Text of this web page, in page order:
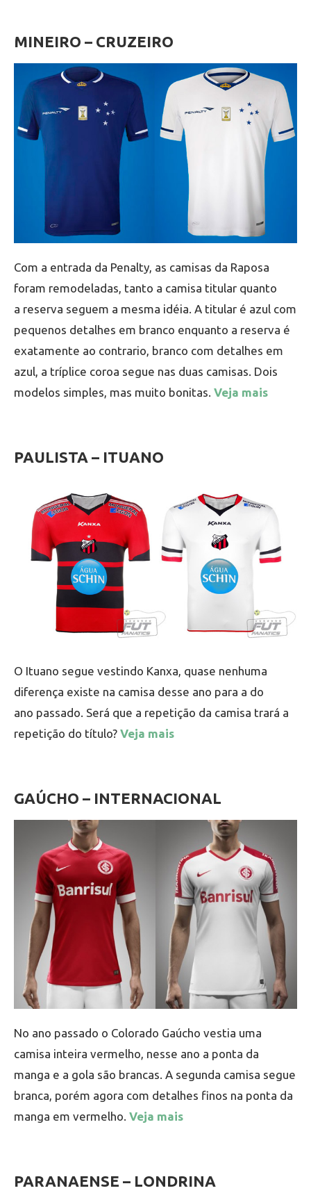
MINEIRO – CRUZEIRO
Com a entrada da Penalty, as camisas da Raposa
foram remodeladas, tanto a camisa titular quanto
a reserva seguem a mesma idéia. A titular é azul com
pequenos detalhes em branco enquanto a reserva é
exatamente ao contrario, branco com detalhes em
azul, a tríplice coroa segue nas duas camisas. Dois
modelos simples, mas muito bonitas. Veja mais
PAULISTA – ITUANO
O Ituano segue vestindo Kanxa, quase nenhuma
diferença existe na camisa desse ano para a do
ano passado. Será que a repetição da camisa trará a
repetição do título? Veja mais
GAÚCHO – INTERNACIONAL
No ano passado o Colorado Gaúcho vestia uma
camisa inteira vermelho, nesse ano a ponta da
manga e a gola são brancas. A segunda camisa segue
branca, porém agora com detalhes finos na ponta da
manga em vermelho. Veja mais
PARANAENSE – LONDRINA